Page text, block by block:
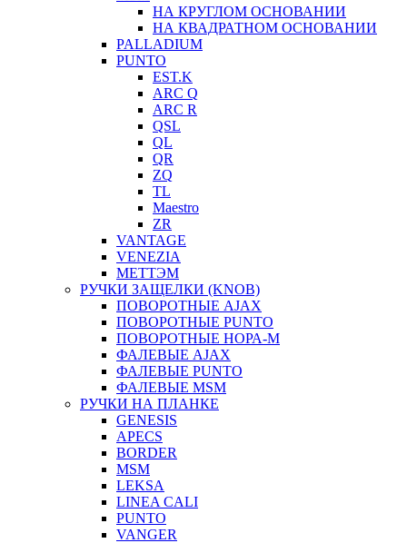
НА КРУГЛОМ ОСНОВАНИИ
НА КВАДРАТНОМ ОСНОВАНИИ
PALLADIUM
PUNTO
EST.K
ARC Q
ARC R
QSL
QL
QR
ZQ
TL
Maestro
ZR
VANTAGE
VENEZIA
МЕТТЭМ
РУЧКИ ЗАЩЕЛКИ (KNOB)
ПОВОРОТНЫЕ AJAX
ПОВОРОТНЫЕ PUNTO
ПОВОРОТНЫЕ НОРА-М
ФАЛЕВЫЕ AJAX
ФАЛЕВЫЕ PUNTO
ФАЛЕВЫЕ MSM
РУЧКИ НА ПЛАНКЕ
GENESIS
APECS
BORDER
MSM
LEKSA
LINEA CALI
PUNTO
VANGER